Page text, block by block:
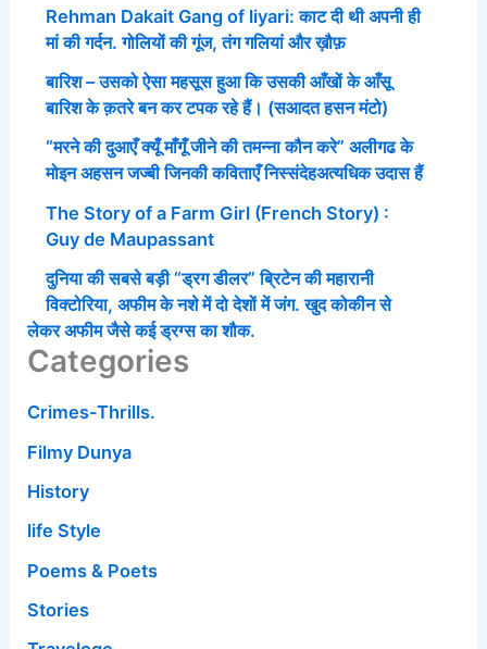
Rehman Dakait Gang of liyari: काट दी थी अपनी ही
मां की गर्दन. गोलियों की गूंज, तंग गलियां और ख़ौफ़
बारिश – उसको ऐसा महसूस हुआ कि उसकी आँखों के आँसू
बारिश के क़तरे बन कर टपक रहे हैं। (सआदत हसन मंटो)
“मरने की दुआएँ क्यूँ माँगूँ जीने की तमन्ना कौन करे” अलीगढ के
मोइन अहसन जज्बी जिनकी कविताएँ निस्संदेहअत्यधिक उदास हैं
The Story of a Farm Girl (French Story) :
Guy de Maupassant
दुनिया की सबसे बड़ी “ड्रग डीलर” ब्रिटेन की महारानी
विक्टोरिया, अफीम के नशे में दो देशों में जंग. खुद कोकीन से
लेकर अफीम जैसे कई ड्रग्स का शौक.
Categories
Crimes-Thrills.
Filmy Dunya
History
life Style
Poems & Poets
Stories